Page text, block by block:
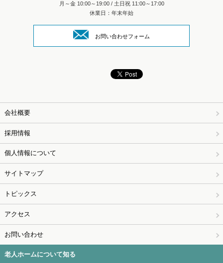
月～金 10:00～19:00 / 土日祝 11:00～17:00
休業日：年末年始
お問い合わせフォーム
会社概要
採用情報
個人情報について
サイトマップ
トピックス
アクセス
お問い合わせ
老人ホームについて知る